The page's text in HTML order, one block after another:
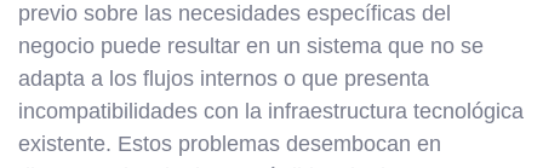
previo sobre las necesidades específicas del
negocio puede resultar en un sistema que no se
adapta a los flujos internos o que presenta
incompatibilidades con la infraestructura tecnológica
existente. Estos problemas desembocan en